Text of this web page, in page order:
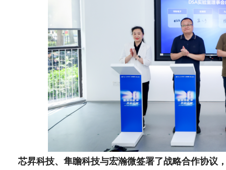
芯昇科技、隼瞻科技与宏瀚微签署了战略合作协议